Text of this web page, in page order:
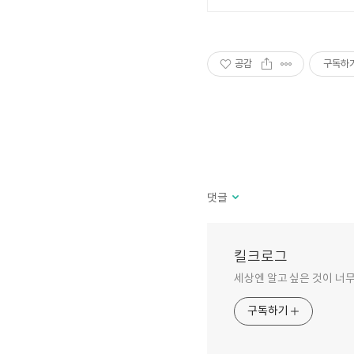
공감 구독하기
댓글
킬크로그
세상엔 알고 싶은 것이 너
구독하기